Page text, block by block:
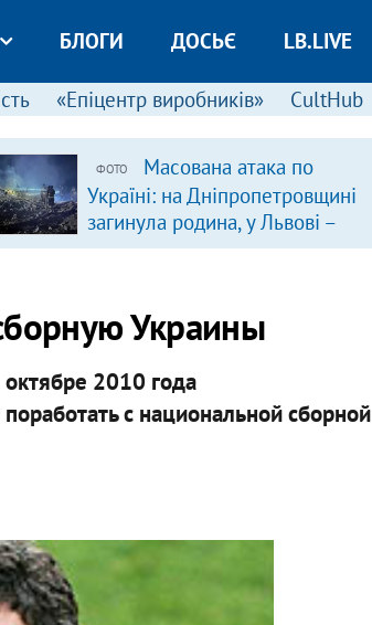
БЛОГИ ДОСЬЄ LB.LIVE
«Епіцентр виробників» CultHub
ФОТО
Масована атака по
Україні: на Дніпропетровщині
загинула родина, у Львові –
удар по багатоповерхівках
Украины
2010 года
с национальной сборной